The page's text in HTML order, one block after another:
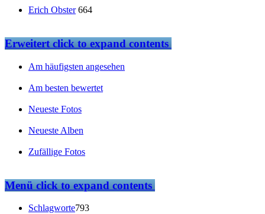
Erich Obster 664
Erweitertclick to expand contents
Am häufigsten angesehen
Am besten bewertet
Neueste Fotos
Neueste Alben
Zufällige Fotos
Menüclick to expand contents
Schlagworte793